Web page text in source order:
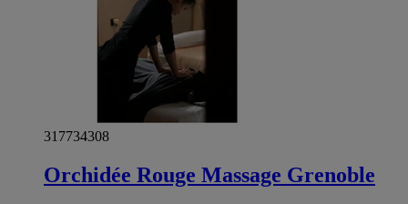
317734308
Orchidée Rouge Massage Grenoble